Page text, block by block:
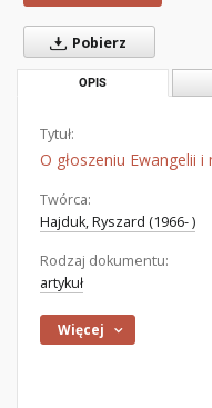
Pobierz
OPIS
Tytuł:
O głoszeniu Ewangelii
Twórca:
Hajduk, Ryszard (1966- )
Rodzaj dokumentu:
artykuł
Więcej